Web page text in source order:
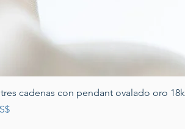
cadenas con pendant ovalado oro 18k